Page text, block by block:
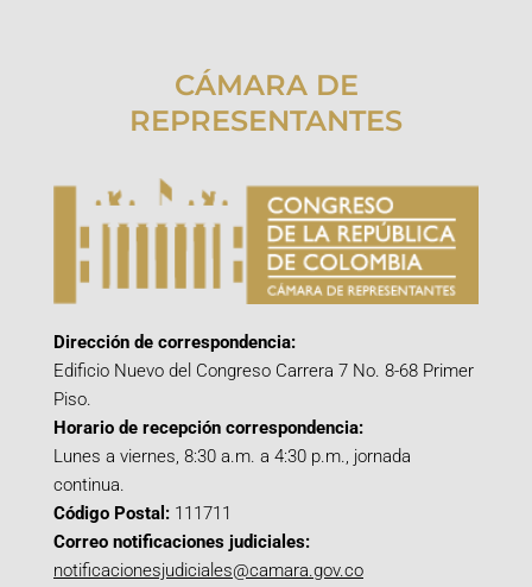
CÁMARA DE
REPRESENTANTES
Dirección de correspondencia:
Edificio Nuevo del Congreso Carrera 7 No. 8-68 Primer
Piso.
Horario de recepción correspondencia:
Lunes a viernes, 8:30 a.m. a 4:30 p.m., jornada
continua.
Código Postal: 111711
Correo notificaciones judiciales:
notificacionesjudiciales@camara.gov.co